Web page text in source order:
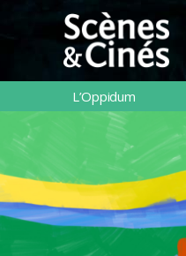
Scènes
&
Cinés
L’Oppidum